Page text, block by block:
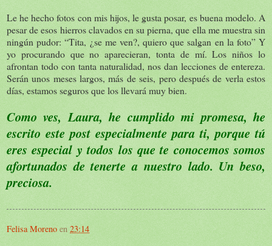
Le he hecho fotos con mis hijos, le gusta posar, es buena modelo. A
pesar de esos hierros clavados en su pierna, que ella me muestra sin
ningún pudor: “Tita, ¿se me ven?, quiero que salgan en la foto” Y
yo procurando que no aparecieran, tonta de mí. Los niños lo
afrontan todo con tanta naturalidad, nos dan lecciones de entereza.
Serán unos meses largos, más de seis, pero después de verla estos
días, estamos seguros que los llevará muy bien.
Como ves, Laura, he cumplido mi promesa, he
escrito este post especialmente para ti, porque tú
eres especial y todos los que te conocemos somos
afortunados de tenerte a nuestro lado. Un beso,
preciosa.
Felisa Moreno en 23:14